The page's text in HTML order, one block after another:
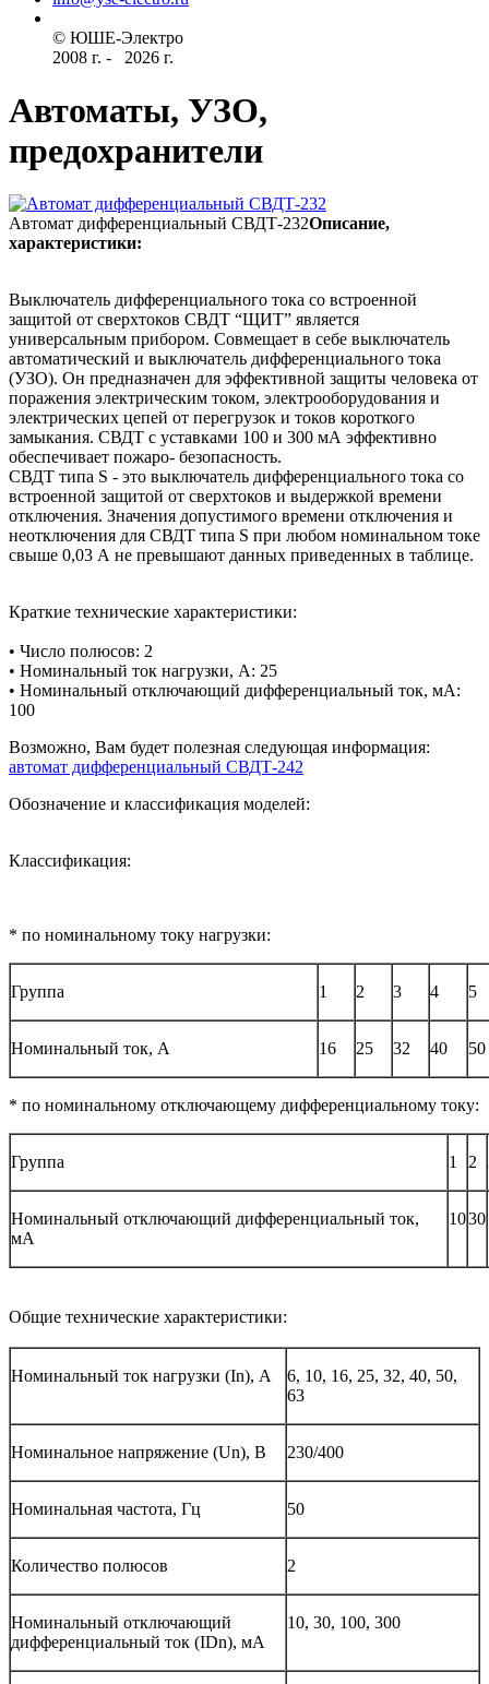
© ЮШЕ-Эл­ектро ­
2008 г­. - ­ ­­­­­
2026 г.
Автоматы, УЗО,
предохранители
Автомат дифференциальный СВДТ-232Описание,
характеристики:
Выключатель дифференциального тока со встроенной
защитой от сверхтоков СВДТ “ЩИТ” является
универсальным прибором. Совмещает в себе выключатель
автоматический и выключатель дифференциального тока
(УЗО). Он предназначен для эффективной защиты человека от
поражения электрическим током, электрооборудования и
электрических цепей от перегрузок и токов короткого
замыкания. СВДТ с уставками 100 и 300 мА эффективно
обеспечивает пожаро- безопасность.
СВДТ типа S - это выключатель дифференциального тока со
встроенной защитой от сверхтоков и выдержкой времени
отключения. Значения допустимого времени отключения и
неотключения для СВДТ типа S при любом номинальном токе
свыше 0,03 А не превышают данных приведенных в таблице.
Краткие технические характеристики:
• Число полюсов: 2
• Номинальный ток нагрузки, A: 25
• Номинальный отключающий дифференциальный ток, мА:
100
Возможно, Вам будет полезная следующая информация:
автомат дифференциальный СВДТ-242
Обозначение и классификация моделей:
Классификация:
* по номинальному току нагрузки:
Группа 1 2 3 4 5
Номинальный ток, A 16 25 32 40 50
* по номинальному отключающему дифференциальному току:
Группа 1 2
Номинальный отключающий дифференциальный ток,
мА
1030
Общие технические характеристики:
Номинальный ток нагрузки (In), A
6, 10, 16, 25, 32, 40, 50,
63
Номинальное напряжение (Un), В 230/400
Номинальная частота, Гц 50
Количество полюсов 2
Номинальный отключающий
дифференциальный ток (IDn), мА
10, 30, 100, 300